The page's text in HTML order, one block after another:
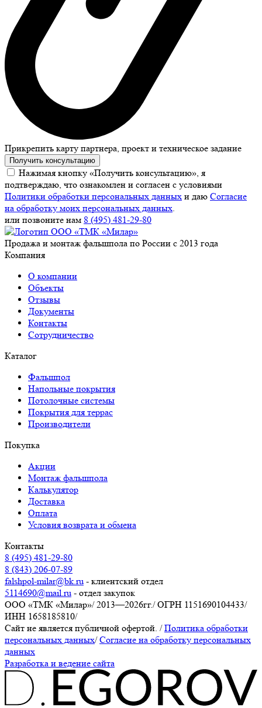
Прикрепить карту партнера, проект и техническое задание
Получить консультацию
Нажимая кнопку «Получить консультацию», я
подтверждаю, что ознакомлен и согласен с условиями
Политики обработки персональных данных и даю Согласие
на обработку моих персональных данных
или позвоните нам 8 (495) 481-29-80
Продажа и монтаж фальшпола по России с 2013 года
Компания
О компании
Объекты
Отзывы
Документы
Контакты
Сотрудничество
Каталог
Фальшпол
Напольные покрытия
Потолочные системы
Покрытия для террас
Производители
Покупка
Акции
Монтаж фальшпола
Калькулятор
Доставка
Оплата
Условия возврата и обмена
Контакты
8 (495) 481-29-80
8 (843) 206-07-89
falshpol-milar@bk.ru - клиентский отдел
5114690@mail.ru - отдел закупок
ООО «ТМК «Милар»/ 2013—2026гг./ОГРН 1151690104433/
ИНН 1658185810/
Сайт не является публичной офертой. / Политика обработки
персональных данных/ Согласие на обработку персональных
данных
Разработка и ведение сайта